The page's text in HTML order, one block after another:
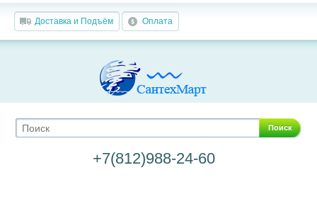
Доставка и Подъём Оплата
Поиск
+7(812)988-24-60